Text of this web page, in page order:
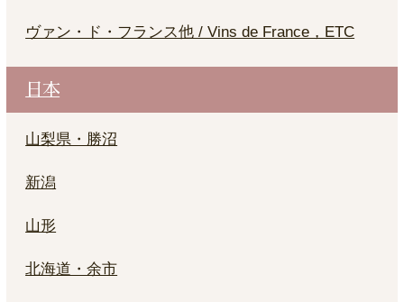
ヴァン・ド・フランス他 / Vins de France，ETC
日本
山梨県・勝沼
新潟
山形
北海道・余市